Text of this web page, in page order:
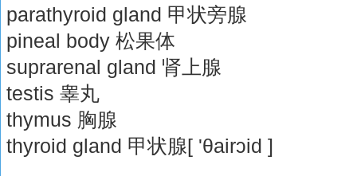
parathyroid gland 甲状旁腺
pineal body 松果体
suprarenal gland 肾上腺
testis 睾丸
thymus 胸腺
thyroid gland 甲状腺[ 'θairɔid ]